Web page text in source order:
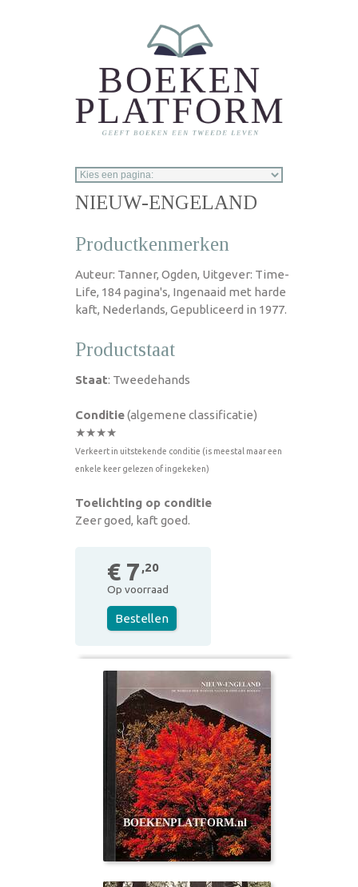
NIEUW-ENGELAND
Productkenmerken
Auteur: Tanner, Ogden, Uitgever: Time-
Life, 184 pagina's, Ingenaaid met harde
kaft, Nederlands, Gepubliceerd in 1977.
Productstaat
Staat: Tweedehands
Conditie(algemene classificatie)
★★★★
Verkeert in uitstekende conditie (is meestal maar een
enkele keer gelezen of ingekeken)
Toelichting op conditie
Zeer goed, kaft goed.
€ 7 ,20
Op voorraad
Bestellen